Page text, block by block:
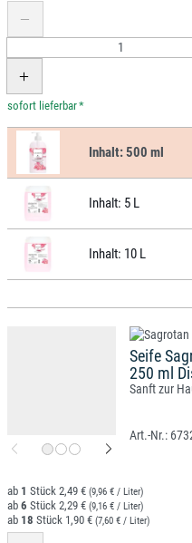
*
Inhalt:500 ml
Inhalt: 5 L
Inhalt: 10 L
Seife
250 ml
Sanft zur
1 2,49 € (9,96 € / Liter)
6 2,29 € (9,16 € / Liter)
18 1,90 € (7,60 € / Liter)